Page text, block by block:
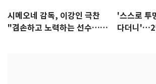
시메오네 감독, 이강인 극찬
"겸손하고 노력하는 선수…좋
'스스로 투
다더니'…2